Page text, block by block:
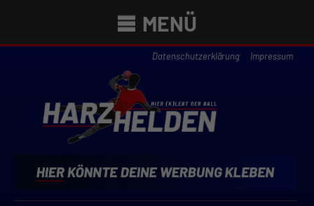
MENÜ
Datenschutzerklärung Impressum